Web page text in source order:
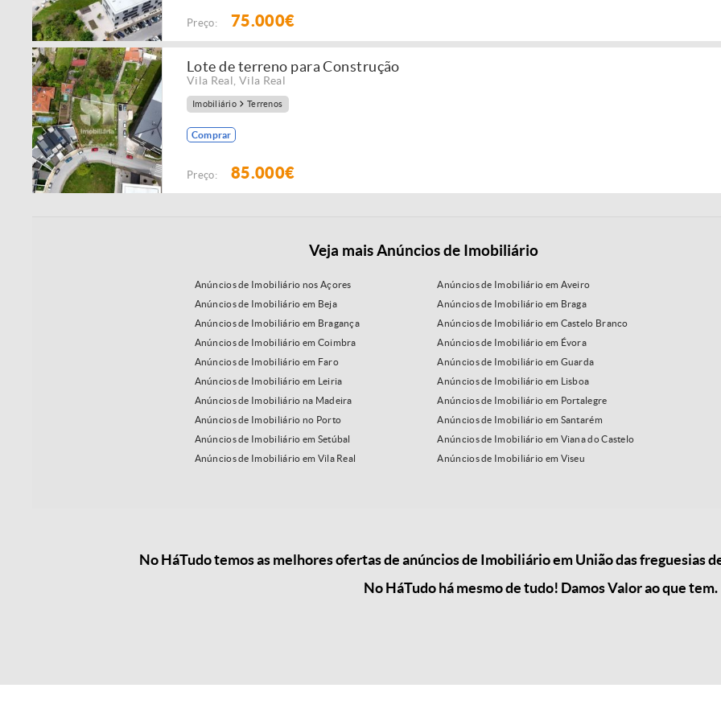
Preço: 75.000€
Lote de terreno para Construção
Vila Real Vila Real
Imobiliário Terrenos
Comprar
Preço: 85.000€
Veja mais Anúncios de Imobiliário
Anúncios de Imobiliário nos Açores
Anúncios de Imobiliário em Aveiro
Anúncios de Imobiliário em Beja
Anúncios de Imobiliário em Braga
Anúncios de Imobiliário em Bragança
Anúncios de Imobiliário em Castelo Branco
Anúncios de Imobiliário em Coimbra
Anúncios de Imobiliário em Évora
Anúncios de Imobiliário em Faro
Anúncios de Imobiliário em Guarda
Anúncios de Imobiliário em Leiria
Anúncios de Imobiliário em Lisboa
Anúncios de Imobiliário na Madeira
Anúncios de Imobiliário em Portalegre
Anúncios de Imobiliário no Porto
Anúncios de Imobiliário em Santarém
Anúncios de Imobiliário em Setúbal
Anúncios de Imobiliário em Viana do Castelo
Anúncios de Imobiliário em Vila Real
Anúncios de Imobiliário em Viseu
No HáTudo temos as melhores ofertas de anúncios de Imobiliário em União das freguesias
No HáTudo há mesmo de tudo! Damos Valor ao que tem.